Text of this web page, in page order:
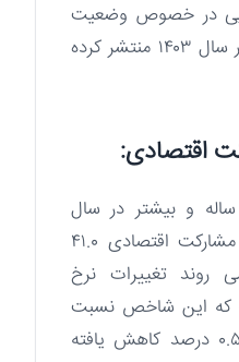
در خصوص وضعیت
اشتغال و بیکاری کشور در سال ۱۴۰۳ منتشر کرده
اقتصادی:
نرخ بیکاری جمعیت ۱۵ ساله و بیشتر در سال
۱۴۰۳، ۷.۶ درصد و نرخ مشارکت اقتصادی ۴۱.۰
روند تغییرات نرخ
که این شاخص نسبت
به سال ۱۴۰۲، به میزان ۰.۵ درصد کاهش یافته